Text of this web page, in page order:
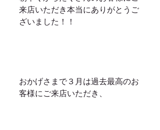
来店いただき本当にありがとうご
ざいました！！
おかげさまで３月は過去最高のお
客様にご来店いただき、